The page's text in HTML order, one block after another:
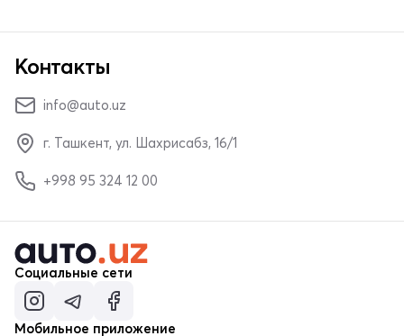
Контакты
info@auto.uz
г. Ташкент, ул. Шахрисабз, 16/1
+998 95 324 12 00
Социальные сети
Мобильное приложение